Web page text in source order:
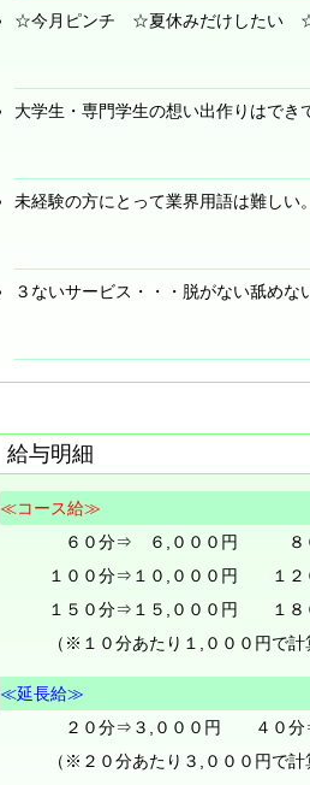
☆今月ピンチ ☆夏休みだけしたい ☆
大学生・専門学生の想い出作りはで
未経験の方にとって業界用語は難しい
３ないサービス・・・脱がない舐めな
給与明細
≪コース給≫
６０分⇒ ６,０００円 ８
１００分⇒１０,０００円 １２
１５０分⇒１５,０００円 １８
（※１０分あたり１,０００円で
≪延長給≫
２０分⇒３,０００円 ４０分
（※２０分あたり３,０００円で計